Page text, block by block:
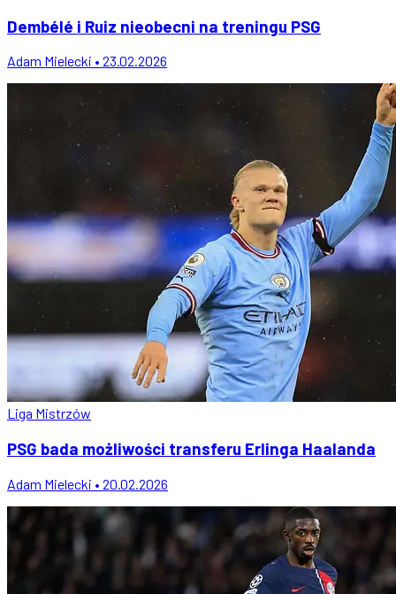
Dembélé i Ruiz nieobecni na treningu PSG
Adam Mielecki • 23.02.2026
Liga Mistrzów
PSG bada możliwości transferu Erlinga Haalanda
Adam Mielecki • 20.02.2026